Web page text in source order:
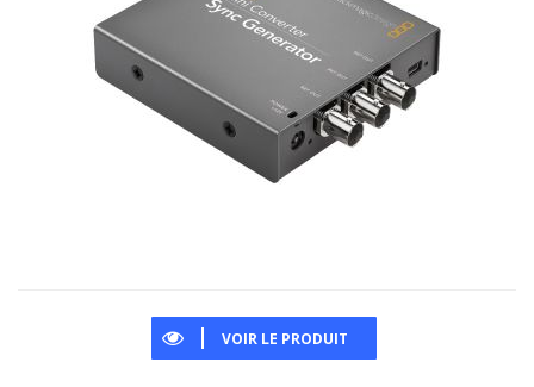
VOIR LE PRODUIT